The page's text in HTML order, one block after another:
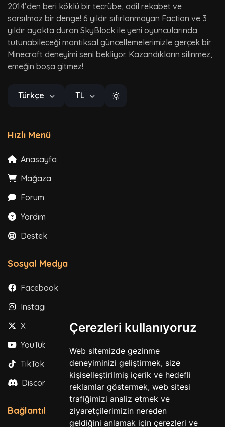
Çerezleri kullanıyoruz
Web sitemizde gezinme
deneyiminizi geliştirmek, size
kişiselleştirilmiş içerik ve hedefli
reklamlar göstermek, web sitesi
trafiğimizi analiz etmek ve
ziyaretçilerimizin nereden
geldiğini anlamak için çerezleri ve
2014’den beri köklü bir tecrübe, adil rekabet ve
sarsılmaz bir denge! 6 yıldır sıfırlanmayan Faction ve 3
yıldır ayakta duran SkyBlock ile yeni oyuncularında
tutunabileceği mantıksal güncellemelerimizle gerçek bir
Minecraft deneyimi seni bekliyor. Kazandıkların silinmez,
emeğin boşa gitmez!
Türkçe TL
Hızlı Menü
Anasayfa
Mağaza
Forum
Yardım
Destek
Sosyal Medya
Facebook
Instagram
X
YouTube
TikTok
Discord
Bağlantılar